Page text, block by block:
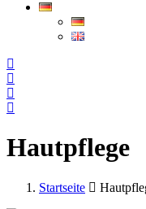
Hautpflege
Startseite